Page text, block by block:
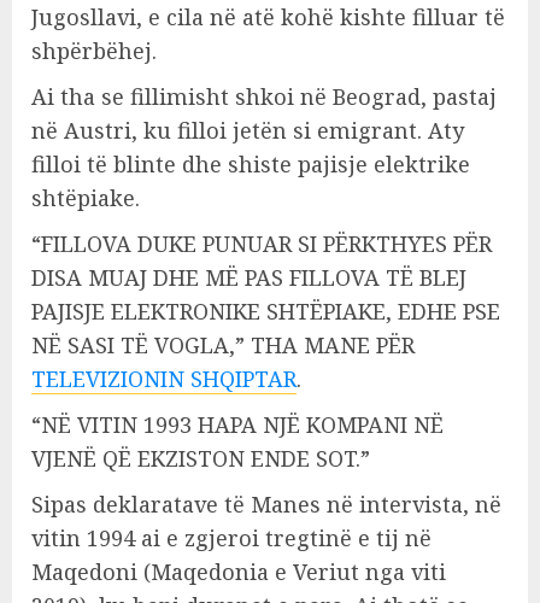
Jugosllavi, e cila në atë kohë kishte filluar të
shpërbëhej.
Ai tha se fillimisht shkoi në Beograd, pastaj
në Austri, ku filloi jetën si emigrant. Aty
filloi të blinte dhe shiste pajisje elektrike
shtëpiake.
“FILLOVA DUKE PUNUAR SI PËRKTHYES PËR
DISA MUAJ DHE MË PAS FILLOVA TË BLEJ
PAJISJE ELEKTRONIKE SHTËPIAKE, EDHE PSE
NË SASI TË VOGLA,” THA MANE PËR
TELEVIZIONIN SHQIPTAR.
“NË VITIN 1993 HAPA NJË KOMPANI NË
VJENË QË EKZISTON ENDE SOT.”
Sipas deklaratave të Manes në intervista, në
vitin 1994 ai e zgjeroi tregtinë e tij në
Maqedoni (Maqedonia e Veriut nga viti